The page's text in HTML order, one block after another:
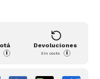
i
Devoluciones
Sin costo i